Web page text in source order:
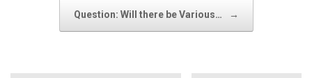
Question: Will there be Various… →